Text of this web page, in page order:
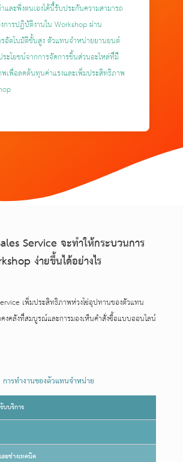
และพึ่งตนเองได้นี้รับประกันความสามารถ
การปฏิบัติงานใน Workshop ผ่าน
อัตโนมัติขั้นสูง ตัวแทนจำหน่ายยานยนต์
ระโยชน์จากการจัดการชิ้นส่วนอะไหล่ที่มี
เพื่อลดต้นทุนค่าแรงและเพิ่มประสิทธิภาพ
Service จะทำให้กระบวนการ
ง่ายขึ้นได้อย่างไร
เพิ่มประสิทธิภาพห่วงโซ่อุปทานของตัวแทน
งคลังที่สมบูรณ์และการมองเห็นคำสั่งซื้อแบบออนไลน์
การทำงานของตัวแทนจำหน่าย
บบริการ
ะช่างเทคนิค